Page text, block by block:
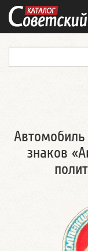
Автомобиль
знаков